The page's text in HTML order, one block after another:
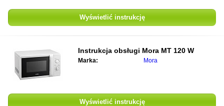
Wyświetlić instrukcję
Instrukcja obsługi Mora MT 120 W
Marka: Mora
Wyświetlić instrukcję